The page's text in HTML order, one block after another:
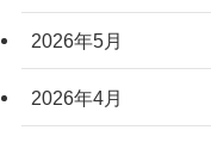
2026年5月
2026年4月